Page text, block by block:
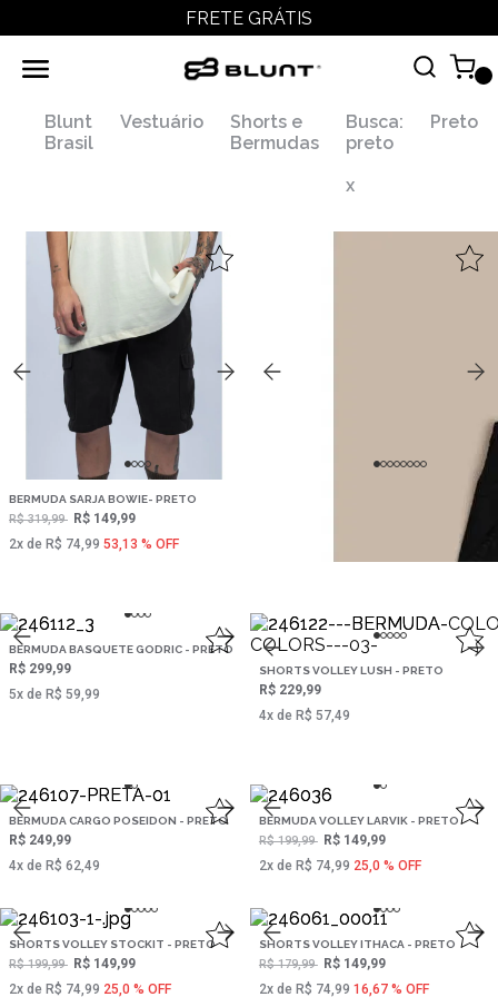
FRETE GRÁTIS
Blunt
Brasil
Vestuário
Shorts e
Bermudas
Busca:
preto
x
Preto
BERMUDA SARJA BOWIE- PRETO
R$ 319,99 R$ 149,99
2‌x de R$ 74,99 53,13 % OFF
BERMUDA BASQUETE GODRIC - PRETO
R$ 299,99
5‌x de R$ 59,99
SHORTS VOLLEY LUSH - PRETO
R$ 229,99
4‌x de R$ 57,49
BERMUDA CARGO POSEIDON - PRETO
R$ 249,99
4‌x de R$ 62,49
BERMUDA VOLLEY LARVIK - PRETO
R$ 199,99 R$ 149,99
2‌x de R$ 74,99 25,0 % OFF
SHORTS VOLLEY STOCKIT - PRETO
R$ 199,99 R$ 149,99
2‌x de R$ 74,99 25,0 % OFF
SHORTS VOLLEY ITHACA - PRETO
R$ 179,99 R$ 149,99
2‌x de R$ 74,99 16,67 % OFF